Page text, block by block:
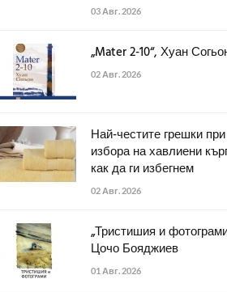
03 Авг. 2026
„Mater 2-10“, Хуан
02 Авг. 2026
Най-честите грешки при
избора на хавлиени
как да ги избегнем
02 Авг. 2026
„Тристишия и
Цочо Бояджиев
01 Авг. 2026